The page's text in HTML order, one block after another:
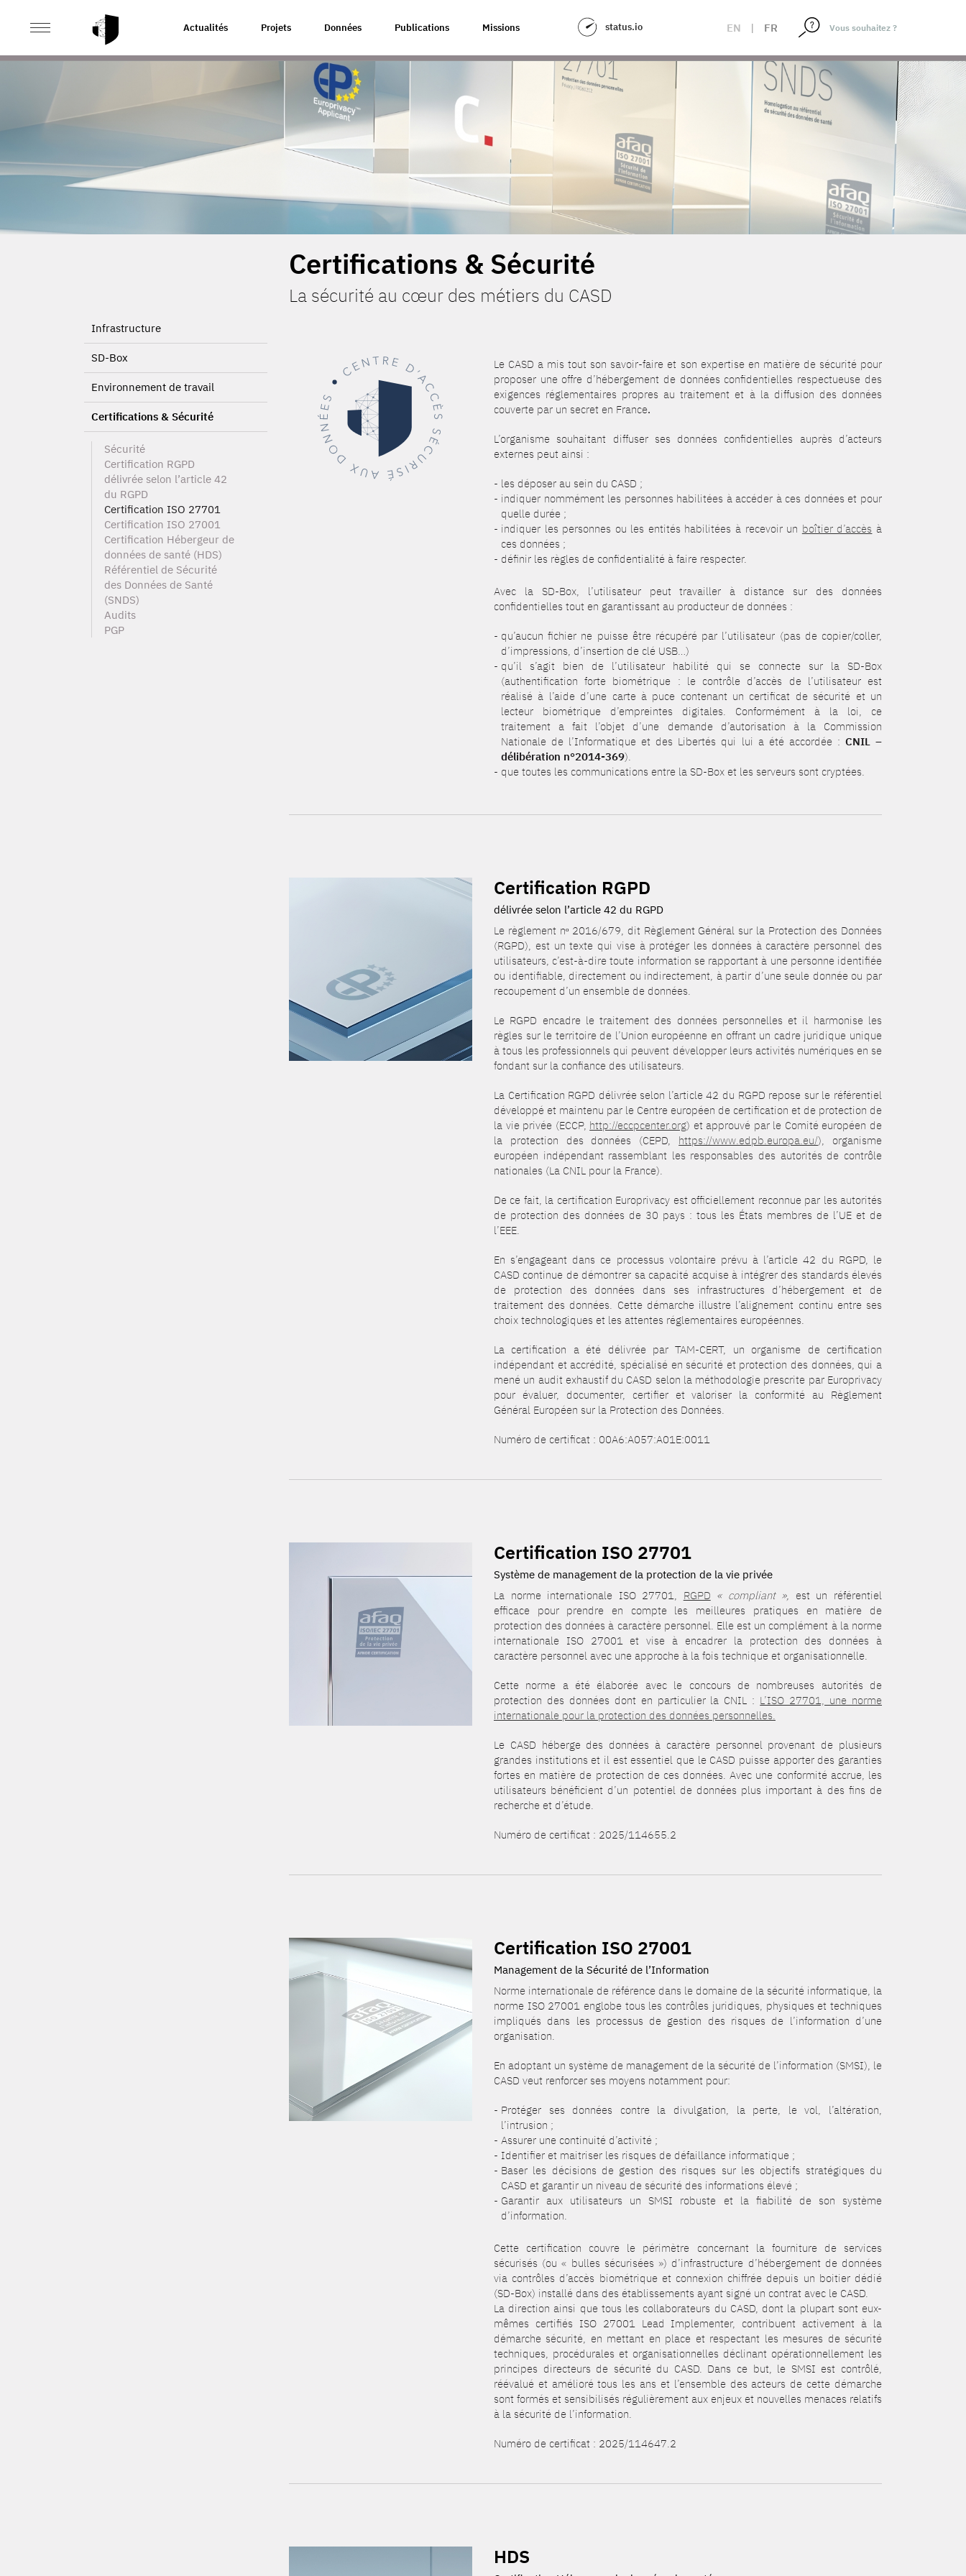
Actualités Projets Données Publications Missions status.io EN | FR
ACCUEIL CERTIFICATIONS & SÉCURITÉ
Infrastructure
SD-Box
Environnement de travail
Certifications & Sécurité
Sécurité
Certification RGPD
délivrée selon l’article 42
du RGPD
Certification ISO 27701
Certification ISO 27001
Certification Hébergeur de
données de santé (HDS)
Référentiel de Sécurité
des Données de Santé
(SNDS)
Audits
PGP
Certifications & Sécurité
La sécurité au cœur des métiers du CASD
Le CASD a mis tout son savoir-faire et son expertise en matière de sécurité pour
proposer une offre d’hébergement de données confidentielles respectueuse des
exigences réglementaires propres au traitement et à la diffusion des données
couverte par un secret en France.
L’organisme souhaitant diffuser ses données confidentielles auprès d’acteurs
externes peut ainsi :
les déposer au sein du CASD ;
indiquer nommément les personnes habilitées à accéder à ces données et pour
quelle durée ;
indiquer les personnes ou les entités habilitées à recevoir un boîtier d’accès à
ces données ;
définir les règles de confidentialité à faire respecter.
Avec la SD-Box, l’utilisateur peut travailler à distance sur des données
confidentielles tout en garantissant au producteur de données :
qu’aucun fichier ne puisse être récupéré par l’utilisateur (pas de copier/coller,
d’impressions, d’insertion de clé USB…)
qu’il s’agit bien de l’utilisateur habilité qui se connecte sur la SD-Box
(authentification forte biométrique : le contrôle d’accès de l’utilisateur est
réalisé à l’aide d’une carte à puce contenant un certificat de sécurité et un
lecteur biométrique d’empreintes digitales. Conformément à la loi, ce
traitement a fait l’objet d’une demande d’autorisation à la Commission
Nationale de l’Informatique et des Libertés qui lui a été accordée : CNIL –
délibération n°2014-369).
que toutes les communications entre la SD-Box et les serveurs sont cryptées.
Certification RGPD
délivrée selon l’article 42 du RGPD
Le règlement nᵒ 2016/679, dit Règlement Général sur la Protection des Données
(RGPD), est un texte qui vise à protéger les données à caractère personnel des
utilisateurs, c’est-à-dire toute information se rapportant à une personne identifiée
ou identifiable, directement ou indirectement, à partir d’une seule donnée ou par
recoupement d’un ensemble de données.
Le RGPD encadre le traitement des données personnelles et il harmonise les
règles sur le territoire de l’Union européenne en offrant un cadre juridique unique
à tous les professionnels qui peuvent développer leurs activités numériques en se
fondant sur la confiance des utilisateurs.
La Certification RGPD délivrée selon l’article 42 du RGPD repose sur le référentiel
développé et maintenu par le Centre européen de certification et de protection de
la vie privée (ECCP, http://eccpcenter.org) et approuvé par le Comité européen de
la protection des données (CEPD, https://www.edpb.europa.eu/), organisme
européen indépendant rassemblant les responsables des autorités de contrôle
nationales (La CNIL pour la France).
De ce fait, la certification Europrivacy est officiellement reconnue par les autorités
de protection des données de 30 pays : tous les États membres de l’UE et de
l’EEE.
En s’engageant dans ce processus volontaire prévu à l’article 42 du RGPD, le
CASD continue de démontrer sa capacité acquise à intégrer des standards élevés
de protection des données dans ses infrastructures d’hébergement et de
traitement des données. Cette démarche illustre l’alignement continu entre ses
choix technologiques et les attentes réglementaires européennes.
La certification a été délivrée par TAM-CERT, un organisme de certification
indépendant et accrédité, spécialisé en sécurité et protection des données, qui a
mené un audit exhaustif du CASD selon la méthodologie prescrite par Europrivacy
pour évaluer, documenter, certifier et valoriser la conformité au Règlement
Général Européen sur la Protection des Données.
Numéro de certificat : 00A6:A057:A01E:0011
Certification ISO 27701
Système de management de la protection de la vie privée
La norme internationale ISO 27701, RGPD « compliant »,
est un référentiel
efficace pour prendre en compte les meilleures pratiques en matière de
protection des données à caractère personnel. Elle est un complément à la norme
internationale ISO 27001 et vise à encadrer la protection des données à
caractère personnel avec une approche à la fois technique et organisationnelle.
Cette norme a été élaborée avec le concours de nombreuses autorités de
protection des données dont en particulier la CNIL : L’ISO 27701, une norme
internationale pour la protection des données personnelles.
Le CASD héberge des données à caractère personnel provenant de plusieurs
grandes institutions et il est essentiel que le CASD puisse apporter des garanties
fortes en matière de protection de ces données. Avec une conformité accrue, les
utilisateurs bénéficient d’un potentiel de données plus important à des fins de
recherche et d’étude.
Numéro de certificat : 2025/114655.2
Certification ISO 27001
Management de la Sécurité de l’Information
Norme internationale de référence dans le domaine de la sécurité informatique, la
norme ISO 27001 englobe tous les contrôles juridiques, physiques et techniques
impliqués dans les processus de gestion des risques de l’information d’une
organisation.
En adoptant un système de management de la sécurité de l’information (SMSI), le
CASD veut renforcer ses moyens notamment pour:
Protéger ses données contre la divulgation, la perte, le vol, l’altération,
l’intrusion ;
Assurer une continuité d’activité ;
Identifier et maitriser les risques de défaillance informatique ;
Baser les décisions de gestion des risques sur les objectifs stratégiques du
CASD et garantir un niveau de sécurité des informations élevé ;
Garantir aux utilisateurs un SMSI robuste et la fiabilité de son système
d’information.
Cette certification couvre le périmètre concernant la fourniture de services
sécurisés (ou « bulles sécurisées ») d’infrastructure d’hébergement de données
via contrôles d’accès biométrique et connexion chiffrée depuis un boitier dédié
(SD-Box) installé dans des établissements ayant signé un contrat avec le CASD.
La direction ainsi que tous les collaborateurs du CASD, dont la plupart sont eux-
mêmes certifiés ISO 27001 Lead Implementer, contribuent activement à la
démarche sécurité, en mettant en place et respectant les mesures de sécurité
techniques, procédurales et organisationnelles déclinant opérationnellement les
principes directeurs de sécurité du CASD. Dans ce but, le SMSI est contrôlé,
réévalué et amélioré tous les ans et l’ensemble des acteurs de cette démarche
sont formés et sensibilisés régulièrement aux enjeux et nouvelles menaces relatifs
à la sécurité de l’information.
Numéro de certificat : 2025/114647.2
HDS